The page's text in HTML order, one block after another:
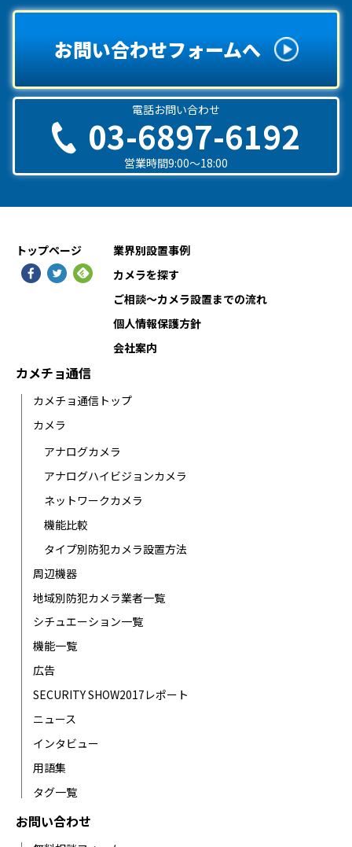
お問い合わせフォームへ
電話お問い合わせ
03-6897-6192
営業時間9:00〜18:00
トップページ
業界別設置事例
カメラを探す
ご相談〜カメラ設置までの流れ
個人情報保護方針
会社案内
カメチョ通信
カメチョ通信トップ
カメラ
アナログカメラ
アナログハイビジョンカメラ
ネットワークカメラ
機能比較
タイプ別防犯カメラ設置方法
周辺機器
地域別防犯カメラ業者一覧
シチュエーション一覧
機能一覧
広告
SECURITY SHOW2017レポート
ニュース
インタビュー
用語集
タグ一覧
お問い合わせ